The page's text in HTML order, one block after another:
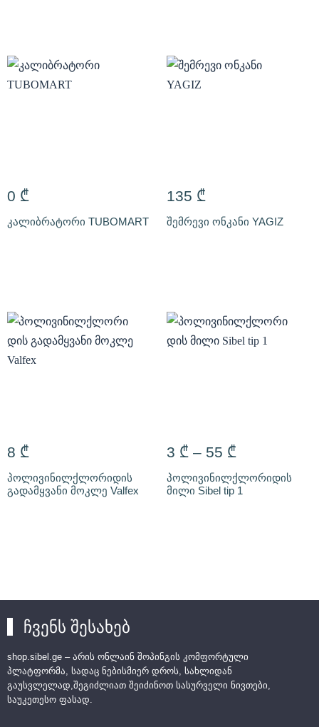
0 ₾
კალიბრატორი TUBOMART
135 ₾
შემრევი ონკანი YAGIZ
8 ₾
პოლივინილქლორიდის
გადამყვანი მოკლე Valfex
3 ₾ – 55 ₾
პოლივინილქლორიდის
მილი Sibel tip 1
ჩვენს შესახებ
shop.sibel.ge – არის ონლაინ შოპინგის კომფორტული
პლატფორმა, სადაც ნებისმიერ დროს, სახლიდან
გაუსვლელად,შეგიძლიათ შეიძინოთ სასურველი ნივთები,
საუკეთესო ფასად.